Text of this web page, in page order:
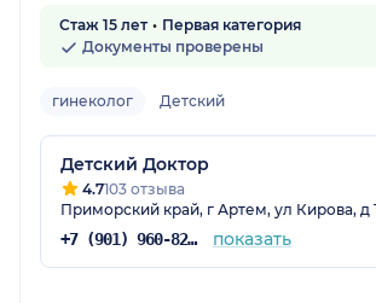
Стаж 15 лет
Первая категория
Документы проверены
гинеколог Детский
Детский Доктор
4.7103 отзыва
Приморский край, г Артем, ул Кирова, д
+7 (901) 960-82-46 показать